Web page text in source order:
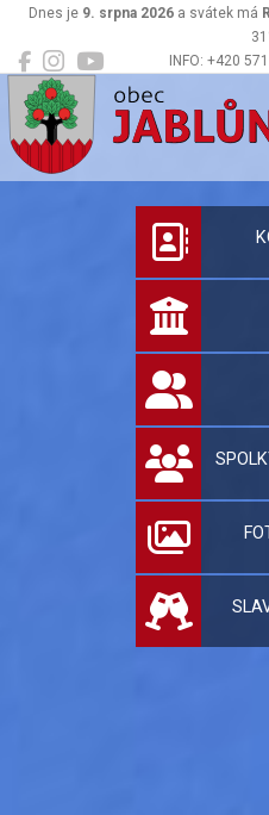
INFO: +420
Dnes je 9. srpna 2026 a svátek má
Jablůnka